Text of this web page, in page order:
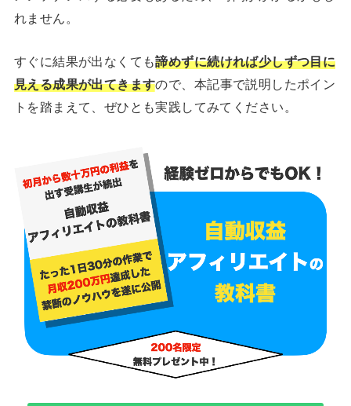
れません。
すぐに結果が出なくても諦めずに続ければ少しずつ目に
見える成果が出てきますので、本記事で説明したポイン
トを踏まえて、ぜひとも実践してみてください。